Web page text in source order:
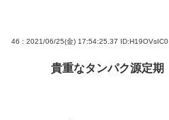
46 : 2021/06/25(金) 17:54:25.37 ID:H19OVsIC0
貴重なタンパク源定期